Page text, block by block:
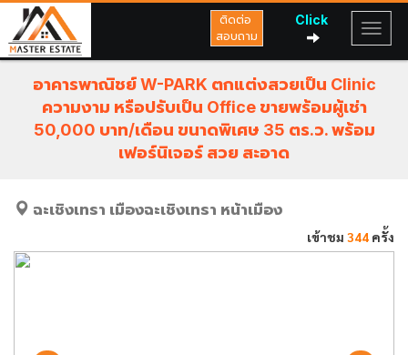
Click
ติดต่อ
สอบถาม
อาคารพาณิชย์ W-PARK ตกแต่งสวยเป็น Clinic
ความงาม หรือปรับเป็น Office ขายพร้อมผู้เช่า
50,000 บาท/เดือน ขนาดพิเศษ 35 ตร.ว. พร้อม
เฟอร์นิเจอร์ สวย สะอาด
ฉะเชิงเทรา เมืองฉะเชิงเทรา หน้าเมือง
เข้าชม 344 ครั้ง